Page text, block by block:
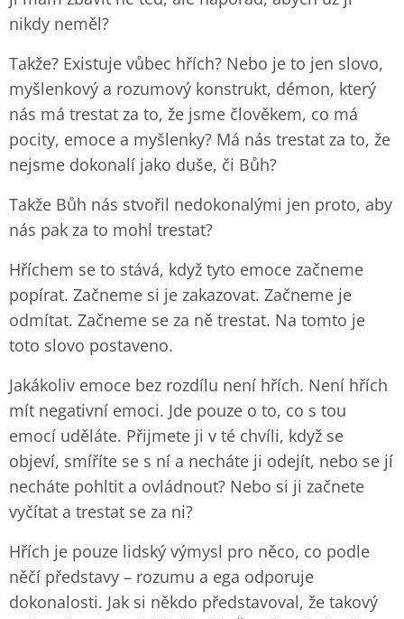
nikdy neměl?
Takže? Existuje vůbec hřích? Nebo je to jen slovo,
myšlenkový a rozumový konstrukt, démon, který
nás má trestat za to, že jsme člověkem, co má
pocity, emoce a myšlenky? Má nás trestat za to, že
nejsme dokonalí jako duše, či Bůh?
Takže Bůh nás stvořil nedokonalými jen proto, aby
nás pak za to mohl trestat?
Hříchem se to stává, když tyto emoce začneme
popírat. Začneme si je zakazovat. Začneme je
odmítat. Začneme se za ně trestat. Na tomto je
toto slovo postaveno.
Jakákoliv emoce bez rozdílu není hřích. Není hřích
mít negativní emoci. Jde pouze o to, co s tou
emocí uděláte. Přijmete ji v té chvíli, když se
objeví, smíříte se s ní a necháte ji odejít, nebo se jí
necháte pohltit a ovládnout? Nebo si ji začnete
vyčítat a trestat se za ni?
Hřích je pouze lidský výmysl pro něco, co podle
něčí představy – rozumu a ega odporuje
dokonalosti. Jak si někdo představoval, že takový